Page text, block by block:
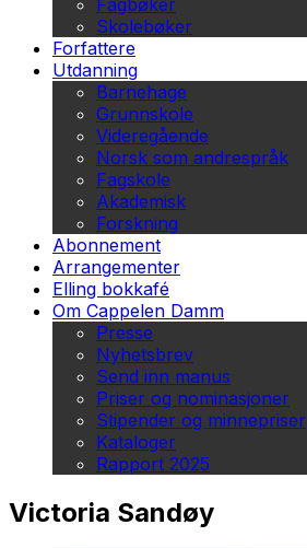
Fagbøker
Skolebøker
Forfattere
Utdanning
Barnehage
Grunnskole
Videregående
Norsk som andrespråk
Fagskole
Akademisk
Forskning
Abonnement
Arrangementer
Elling bokkafé
Om Cappelen Damm
Presse
Nyhetsbrev
Send inn manus
Priser og nominasjoner
Stipender og minnepriser
Kataloger
Rapport 2025
Victoria Sandøy